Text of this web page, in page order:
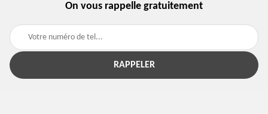
On vous rappelle gratuitement